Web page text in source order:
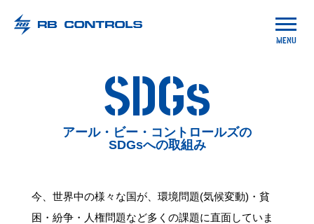
アール・ビー・コントロールズ
MENU
SDGs
アール・ビー・コントロールズの
SDGsへの取組み
今、世界中の様々な国が、環境問題(気候変動)・貧
困・紛争・人権問題など多くの課題に直面していま